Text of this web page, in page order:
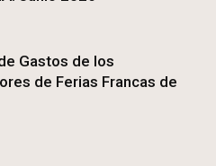
Gastos de los
de Ferias Francas de